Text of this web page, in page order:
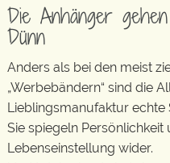
Die Anhänger
Dünn
Anders als bei den meist
„Werbebändern“ sind die
Lieblingsmanufaktur echte
Sie spiegeln
Lebenseinstellung wider.